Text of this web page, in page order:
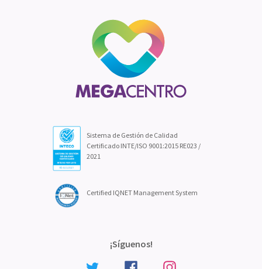
Sistema de Gestión de Calidad
Certificado INTE/ISO 9001:2015 RE023 /
2021
Certified IQNET Management System
¡Síguenos!